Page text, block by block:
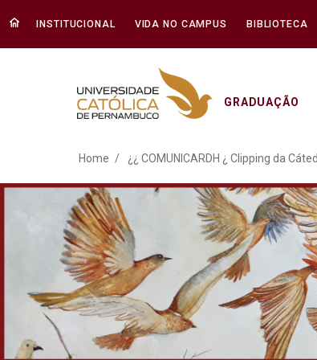
INSTITUCIONAL VIDA NO CAMPUS BIBLIOTECA
GRADUAÇÃO
¿¿ COMUNICARDH
Home ¿¿ COMUNICARDH ¿ Clipping da